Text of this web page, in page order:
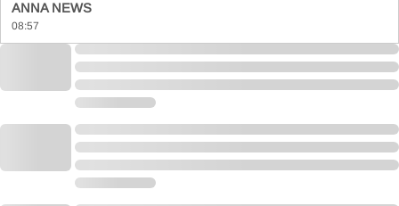
ANNA NEWS
08:57